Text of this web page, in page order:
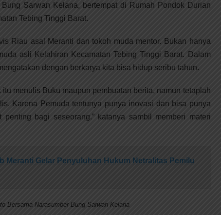
Sarwan Kelana, bertempat di Rumah Pondok Durian
Tebing Tinggi Barat.
Riau asal Meranti dan tokoh muda mentor. Bukan hanya
asli Kelahiran Kecamatan Tebing Tinggi Barat. Dalam
dengan berkarya kita bisa hidup seribu tahun.
menulis Buku maupun pembuatan berita, namun tetaplah
Karena Pemuda tentunya punya inovasi dan bisa punya
bagi seseorang.” katanya sambil memberi materi
Meranti Gelar Penyuluhan Hukum Netralitas Pemilu
Bersama Narasumber Bung Sarwan Kelana